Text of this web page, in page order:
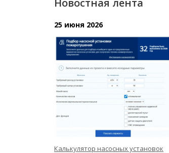
Новостная лента
25 июня 2026
Калькулятор насосных установок